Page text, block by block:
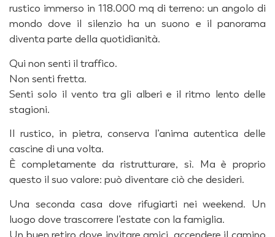
rustico immerso in 118.000 mq di terreno: un angolo di
mondo dove il silenzio ha un suono e il panorama
diventa parte della quotidianità.
Qui non senti il traffico.
Non senti fretta.
Senti solo il vento tra gli alberi e il ritmo lento delle
stagioni.
Il rustico, in pietra, conserva l’anima autentica delle
cascine di una volta.
È completamente da ristrutturare, sì. Ma è proprio
questo il suo valore: può diventare ciò che desideri.
Una seconda casa dove rifugiarti nei weekend. Un
luogo dove trascorrere l’estate con la famiglia.
Un buen retiro dove invitare amici, accendere il camino